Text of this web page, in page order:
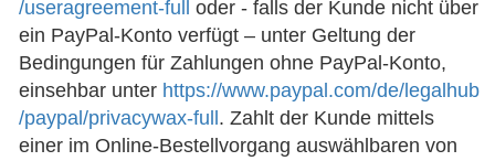
/useragreement-full
oder - falls der Kunde nicht über
ein PayPal-Konto verfügt – unter Geltung der
Bedingungen für Zahlungen ohne PayPal-Konto,
einsehbar unter https://www.paypal.com/de/legalhub
/paypal /privacywax-full . Zahlt der Kunde mittels
einer im Online-Bestellvorgang auswählbaren von